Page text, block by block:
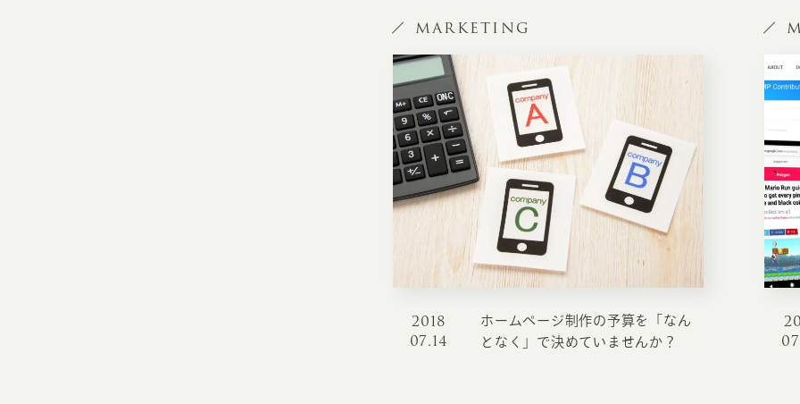
MARKETING
2018
07.14
ホームページ制作の予算を「なん
となく」で決めていませんか？